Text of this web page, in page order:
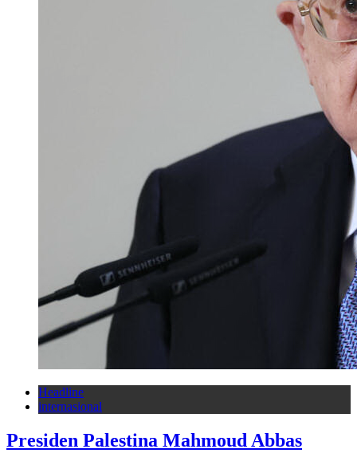
Headline
internasional
Presiden Palestina Mahmoud Abbas